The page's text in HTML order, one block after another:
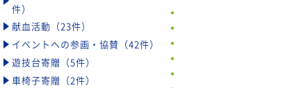
件）
献血活動（23件）
イベントへの参画・協賛（42件）
遊技台寄贈（5件）
車椅子寄贈（2件）